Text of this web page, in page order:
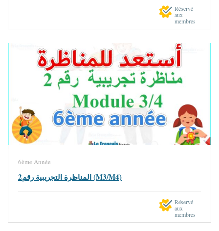
Réservé
aux
membres
6ème Année
المناظرة التجريبية رقم2 (M3/M4)
Réservé
aux
membres